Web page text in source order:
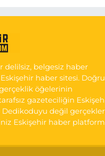
delilsiz, belgesiz haber
haber sitesi.
öğelerinin
gazeteciliğin
Dedikoduyu değil
Eskişehir haber